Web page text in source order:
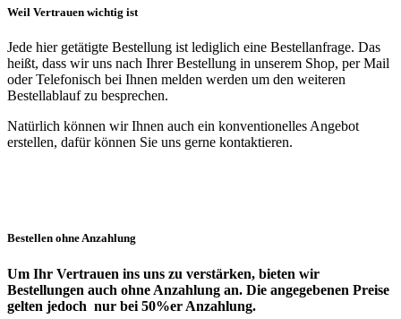
Weil Vertrauen wichtig ist
Jede hier getätigte Bestellung ist lediglich eine Bestellanfrage. Das
heißt, dass wir uns nach Ihrer Bestellung in unserem Shop, per Mail
oder Telefonisch bei Ihnen melden werden um den weiteren
Bestellablauf zu besprechen.
Natürlich können wir Ihnen auch ein konventionelles Angebot
erstellen, dafür können Sie uns gerne kontaktieren.
Bestellen ohne Anzahlung
Um Ihr Vertrauen ins uns zu verstärken, bieten wir
Bestellungen auch ohne Anzahlung an. Die angegebenen Preise
gelten jedoch nur bei 50%er Anzahlung.